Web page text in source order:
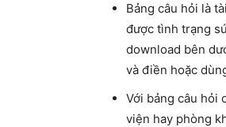
Bảng câu hỏi là
được tình trạng
download bên
và điền hoặc
Với bảng câu hỏi
viện hay phòng